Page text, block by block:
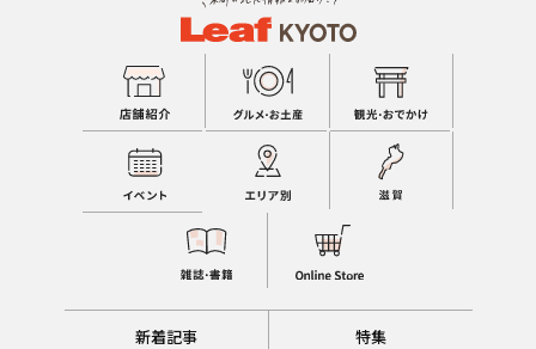
新着記事 特集